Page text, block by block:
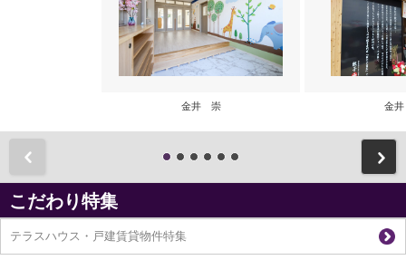
金井 崇 金
こだわり特集
テラスハウス・戸建賃貸物件特集